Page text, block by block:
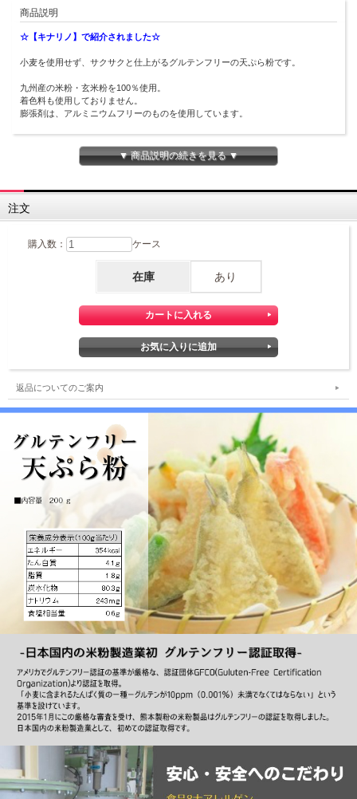
商品説明
☆【キナリノ】で紹介されました☆
小麦を使用せず、サクサクと仕上がるグルテンフリーの天ぷら粉です。
九州産の米粉・玄米粉を100％使用。
着色料も使用しておりません。
膨張剤は、アルミニウムフリーのものを使用しています。
▼ 商品説明の続きを見る ▼
注文
購入数： ケース
在庫 あり
返品についてのご案内